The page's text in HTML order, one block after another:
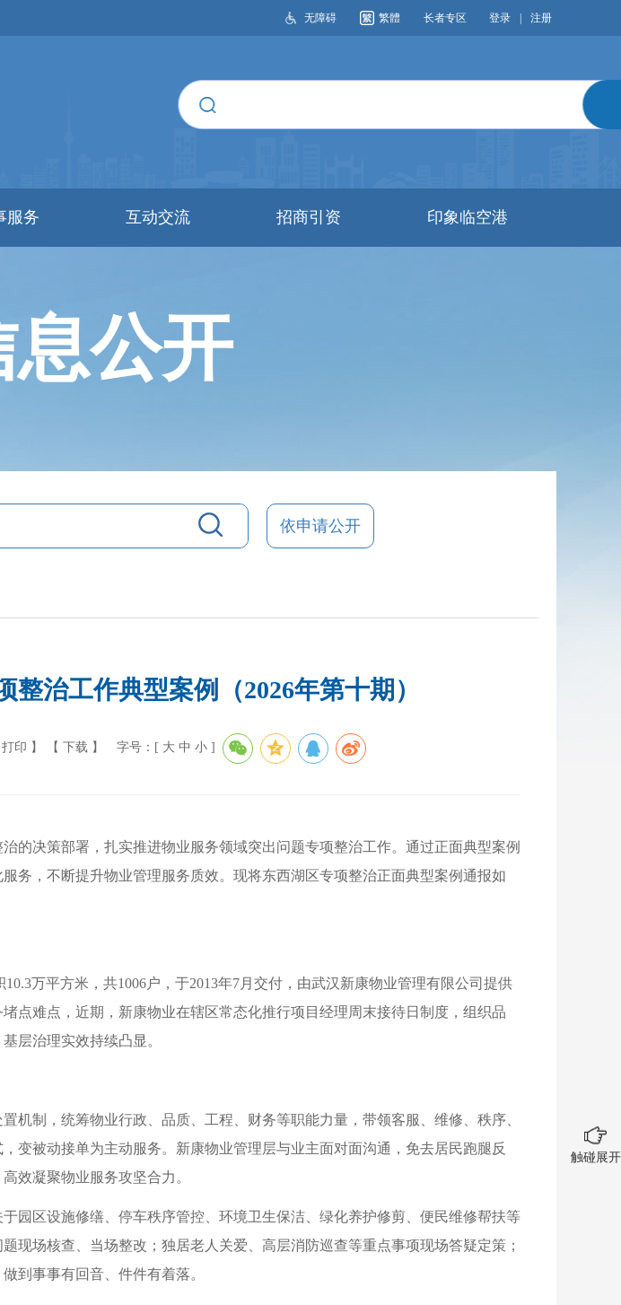
无障碍 繁體 长者专区 登录 注册
服务 互动交流 招商引资 印象临空港
公开
依申请公开
治工作典型案例（2026年第十期）
打印 】 【 下载 】 字号：[ 大 中 小 ]
的决策部署，扎实推进物业服务领域突出问题专项整治工作。通过正面典型案例
务，不断提升物业管理服务质效。现将东西湖区专项整治正面典型案例通报如
万平方米，共1006户，于2013年7月交付，由武汉新康物业管理有限公司提供
点难点，近期，新康物业在辖区常态化推行项目经理周末接待日制度，组织品
层治理实效持续凸显。
机制，统筹物业行政、品质、工程、财务等职能力量，带领客服、维修、秩序、
变被动接单为主动服务。新康物业管理层与业主面对面沟通，免去居民跑腿反
效凝聚物业服务攻坚合力。
园区设施修缮、停车秩序管控、环境卫生保洁、绿化养护修剪、便民维修帮扶等
现场核查、当场整改；独居老人关爱、高层消防巡查等重点事项现场答疑定策；
到事事有回音、件件有着落。
触碰展开